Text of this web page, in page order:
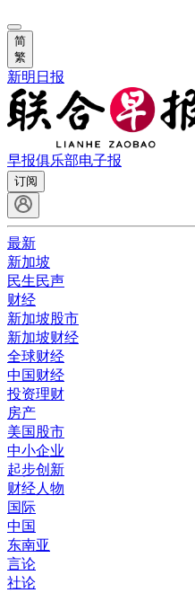
简
繁
新明日报
早报俱乐部电子报
订阅
最新
新加坡
民生民声
财经
新加坡股市
新加坡财经
全球财经
中国财经
投资理财
房产
美国股市
中小企业
起步创新
财经人物
国际
中国
东南亚
言论
社论